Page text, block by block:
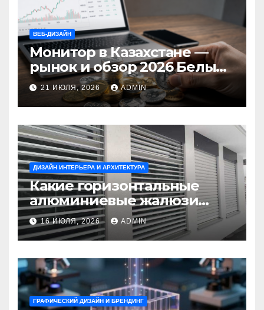
ВЕБ-ДИЗАЙН
Монитор в Казахстане —
рынок и обзор 2026 Белый
Ветер Shop.kz
21 ИЮЛЯ, 2026 ADMIN
ДИЗАЙН ИНТЕРЬЕРА И АРХИТЕКТУРА
Какие горизонтальные
алюминиевые жалюзи
выбрать для окон?
16 ИЮЛЯ, 2026 ADMIN
ГРАФИЧЕСКИЙ ДИЗАЙН И БРЕНДИНГ